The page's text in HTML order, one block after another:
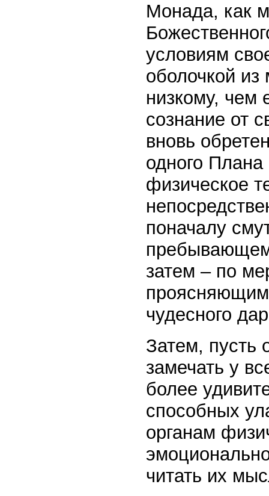
Монада, как
условиям
оболочкой
низкому, чем
сознание от
вновь
одного Плана
физическое
поначалу
затем – по
чудесного
Затем, пусть
замечать у
более
способных
органам
читать их